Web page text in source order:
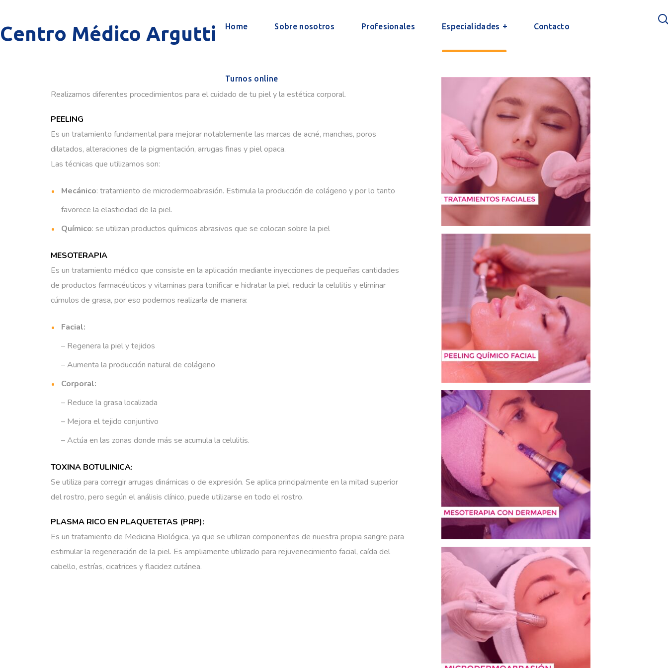
Centro Médico Argutti Home Sobre nosotros Profesionales Especialidades Contacto
Turnos online
Turnos online
Realizamos diferentes procedimientos para el cuidado de tu piel y la estética corporal.
PEELING
Es un tratamiento fundamental para mejorar notablemente las marcas de acné, manchas, poros
dilatados, alteraciones de la pigmentación, arrugas finas y piel opaca.
Las técnicas que utilizamos son:
Mecánico: tratamiento de microdermoabrasión. Estimula la producción de colágeno y por lo tanto
favorece la elasticidad de la piel.
Químico: se utilizan productos químicos abrasivos que se colocan sobre la piel
MESOTERAPIA
Es un tratamiento médico que consiste en la aplicación mediante inyecciones de pequeñas cantidades
de productos farmacéuticos y vitaminas para tonificar e hidratar la piel, reducir la celulitis y eliminar
cúmulos de grasa, por eso podemos realizarla de manera:
Facial:
– Regenera la piel y tejidos
– Aumenta la producción natural de colágeno
Corporal:
– Reduce la grasa localizada
– Mejora el tejido conjuntivo
– Actúa en las zonas donde más se acumula la celulitis.
TOXINA BOTULINICA:
Se utiliza para corregir arrugas dinámicas o de expresión. Se aplica principalmente en la mitad superior
del rostro, pero según el análisis clínico, puede utilizarse en todo el rostro.
PLASMA RICO EN PLAQUETETAS (PRP):
Es un tratamiento de Medicina Biológica, ya que se utilizan componentes de nuestra propia sangre para
estimular la regeneración de la piel. Es ampliamente utilizado para rejuvenecimiento facial, caída del
cabello, estrías, cicatrices y flacidez cutánea.